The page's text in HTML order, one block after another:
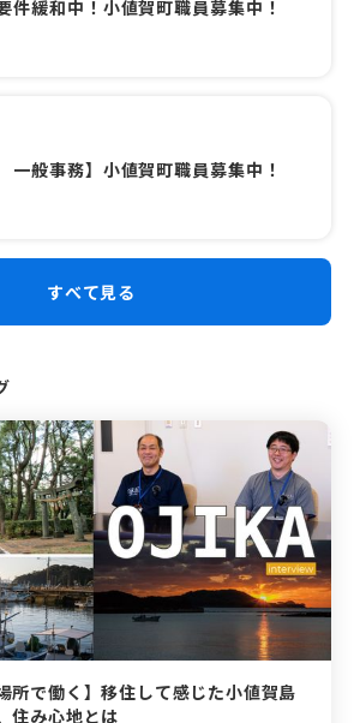
件緩和中！小値賀町職員募集中！
一般事務】小値賀町職員募集中！
すべて見る
所で働く】移住して感じた小値賀島
住み心地とは